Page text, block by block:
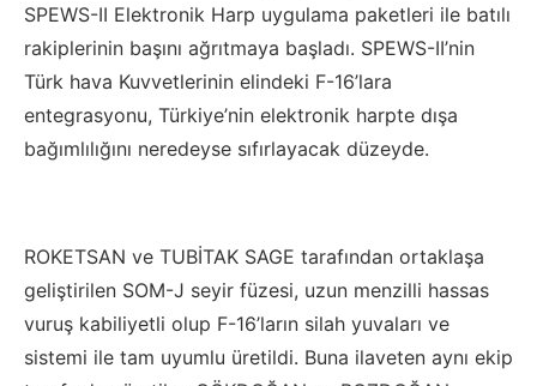
SPEWS-II Elektronik Harp uygulama paketleri ile batılı
rakiplerinin başını ağrıtmaya başladı. SPEWS-II’nin
Türk hava Kuvvetlerinin elindeki F-16’lara
entegrasyonu, Türkiye’nin elektronik harpte dışa
bağımlılığını neredeyse sıfırlayacak düzeyde.
ROKETSAN ve TUBİTAK SAGE tarafından ortaklaşa
geliştirilen SOM-J seyir füzesi, uzun menzilli hassas
vuruş kabiliyetli olup F-16’ların silah yuvaları ve
sistemi ile tam uyumlu üretildi. Buna ilaveten aynı ekip